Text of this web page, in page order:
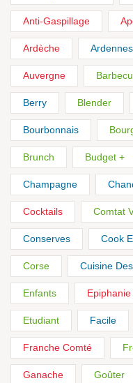
Anti-Gaspillage
Ardèche Ardennes
Auvergne
Berry Blender
Bourbonnais
Brunch Budget +
Champagne
Cocktails Comtat
Conserves Cook
Corse Cuisine
Enfants Epiphanie
Etudiant Facile
Franche Comté
Ganache Goûter